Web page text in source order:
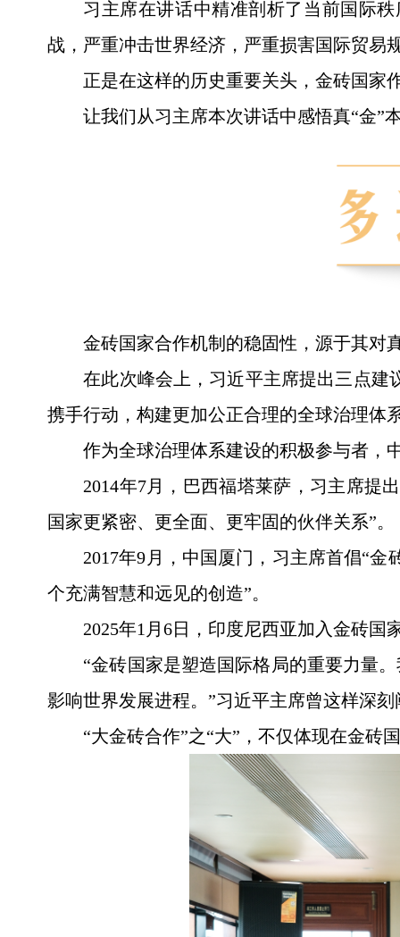
习主席在讲话中精准剖析了当前国际
战，严重冲击世界经济，严重损害国际贸易
正是在这样的历史重要关头，金砖国家
让我们从习主席本次讲话中感悟真“金”
金砖国家合作机制的稳固性，源于其对
在此次峰会上，习近平主席提出三点建
携手行动，构建更加公正合理的全球治理体
作为全球治理体系建设的积极参与者，
2014年7月，巴西福塔莱萨，习主席提
国家更紧密、更全面、更牢固的伙伴关系”。
2017年9月，中国厦门，习主席首倡“
个充满智慧和远见的创造”。
2025年1月6日，印度尼西亚加入金砖
“金砖国家是塑造国际格局的重要力量
影响世界发展进程。”习近平主席曾这样深
“大金砖合作”之“大”，不仅体现在金砖